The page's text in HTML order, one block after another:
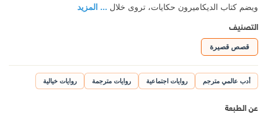
ويضم كتاب الديكاميرون حكايات، تروى خلال ... المزيد
التصنيف
قصص قصيرة
أدب عالمي مترجم روايات اجتماعية روايات مترجمة روايات خيالية
عن الطبعة